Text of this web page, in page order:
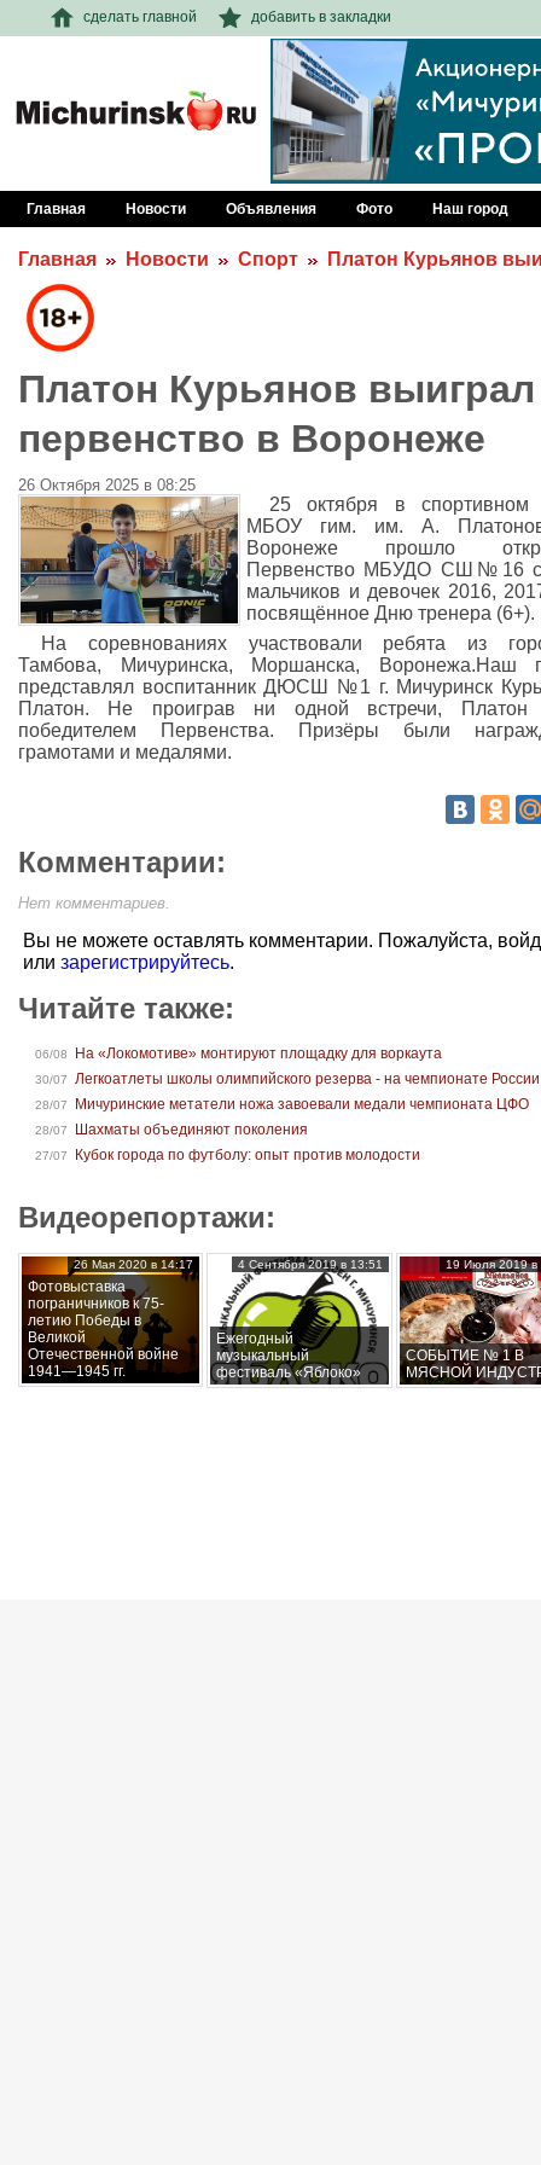
сделать главной добавить в закладки
Главная Новости Объявления Фото Наш город
Главная Новости Спорт Платон Курьянов
Платон Курьянов выиграл
первенство в Воронеже
26 Октября 2025 в 08:25
25 октября в спортивном
МБОУ гим. им. А.
Воронеже прошло
Первенство МБУДО СШ№16
мальчиков и девочек 2016,
посвящённое Дню тренера (6+).
На соревнованиях участвовали ребята из
Тамбова, Мичуринска, Моршанска, Воронежа.Наш
представлял воспитанник ДЮСШ №1 г. Мичуринск
Платон. Не проиграв ни одной встречи, Платон
победителем Первенства. Призёры были
грамотами и медалями.
Комментарии:
Нет комментариев.
Вы не можете оставлять комментарии. Пожалуйста,
или зарегистрируйтесь.
Читайте также:
06/08 На «Локомотиве» монтируют площадку для воркаута
30/07 Легкоатлеты школы олимпийского резерва - на чемпионате России
28/07 Мичуринские метатели ножа завоевали медали чемпионата ЦФО
28/07 Шахматы объединяют поколения
27/07 Кубок города по футболу: опыт против молодости
Видеорепортажи:
Фотовыставка
пограничников к 75-
летию Победы в
Великой
Отечественной войне
1941—1945 гг.
26 Мая 2020 в 14:17
Ежегодный
музыкальный
фестиваль «Яблоко»
4 Сентября 2019 в 13:51
СОБЫТИЕ № 1 В
МЯСНОЙ
19 Июля 2019 в